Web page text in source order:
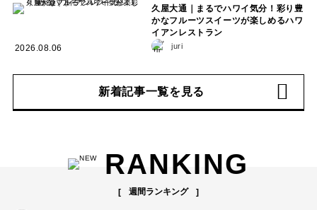
2026.08.06
久屋大通｜まるでハワイ気分！彩り豊
かなフルーツスイーツが楽しめるハワ
イアンレストラン
juri
新着記事一覧を見る
RANKING
週間ランキング